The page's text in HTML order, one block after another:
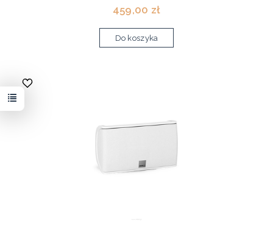
459,00 zł
Do koszyka